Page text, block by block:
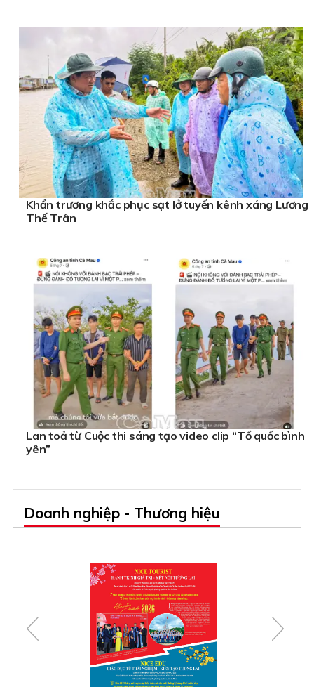
Khẩn trương khắc phục sạt lở tuyến kênh xáng Lương
Thế Trân
Lan toả từ Cuộc thi sáng tạo video clip “Tổ quốc bình
yên”
Doanh nghiệp - Thương hiệu